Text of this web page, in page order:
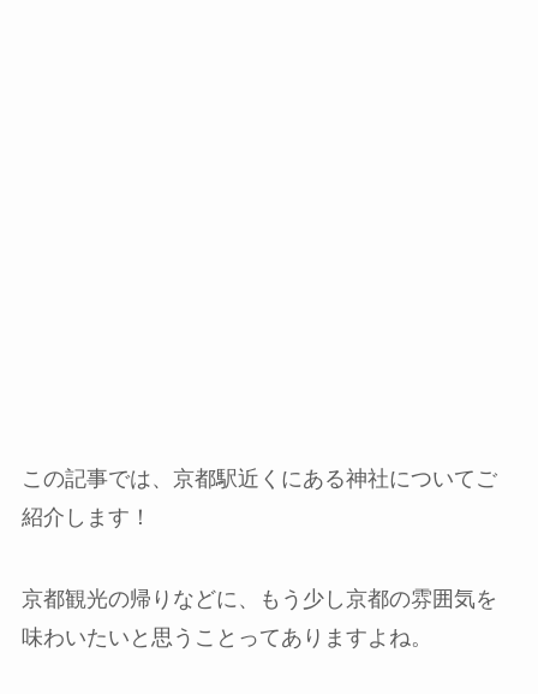
この記事では、京都駅近くにある神社についてご
紹介します！
京都観光の帰りなどに、もう少し京都の雰囲気を
味わいたいと思うことってありますよね。